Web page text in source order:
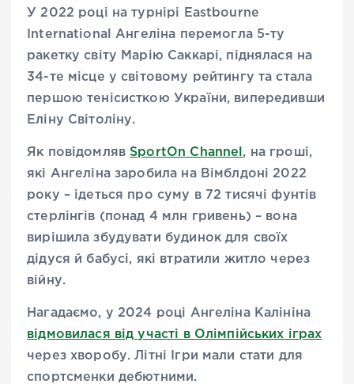
У 2022 році на турнірі Eastbourne
International Ангеліна перемогла 5-ту
ракетку світу Марію Саккарі, піднялася на
34-те місце у світовому рейтингу та стала
першою тенісисткою України, випередивши
Еліну Світоліну.
Як повідомляв SportOn Channel , на гроші,
які Ангеліна заробила на Вімблдоні 2022
року – ідеться про суму в 72 тисячі фунтів
стерлінгів (понад 4 млн гривень) – вона
вирішила збудувати будинок для своїх
дідуся й бабусі, які втратили житло через
війну.
Нагадаємо, у 2024 році Ангеліна Калініна
відмовилася від участі в Олімпійських іграх
через хворобу. Літні Ігри мали стати для
спортсменки дебютними.